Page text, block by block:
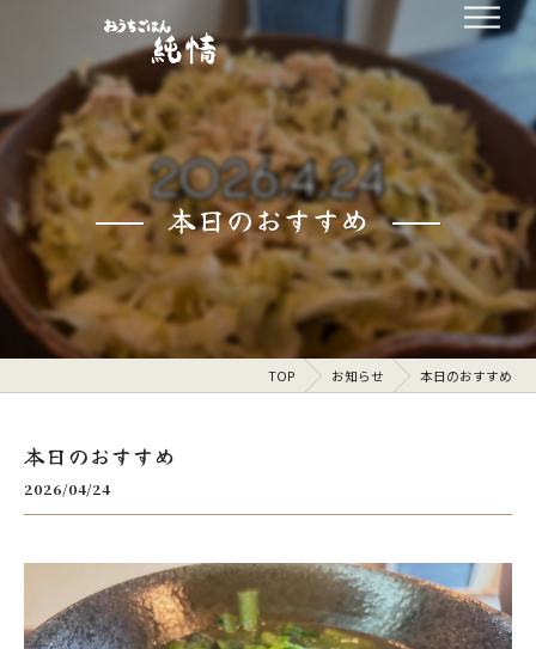
本日のおすすめ
TOP お知らせ 本日のおすすめ
本日のおすすめ
2026/04/24